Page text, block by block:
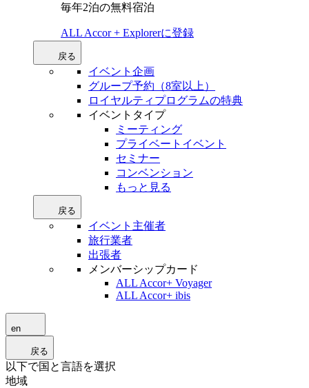
毎年2泊の無料宿泊
ALL Accor + Explorerに登録
戻る
イベント企画
グループ予約（8室以上）
ロイヤルティプログラムの特典
イベントタイプ
ミーティング
プライベートイベント
セミナー
コンベンション
もっと見る
戻る
イベント主催者
旅行業者
出張者
メンバーシップカード
ALL Accor+ Voyager
ALL Accor+ ibis
en
戻る
以下で国と言語を選択
地域